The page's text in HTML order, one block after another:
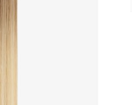
unserer
entwickelt, liegt die
und sorgt so für ein
eine flexible
sowie einen makellosen